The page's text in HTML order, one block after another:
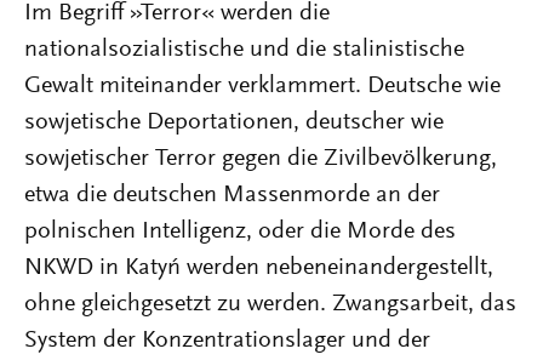
Im Begriff »Terror« werden die
nationalsozialistische und die stalinistische
Gewalt miteinander verklammert. Deutsche wie
sowjetische Deportationen, deutscher wie
sowjetischer Terror gegen die Zivilbevölkerung,
etwa die deutschen Massenmorde an der
polnischen Intelligenz, oder die Morde des
NKWD in Katyń werden nebeneinandergestellt,
ohne gleichgesetzt zu werden. Zwangsarbeit, das
System der Konzentrationslager und der